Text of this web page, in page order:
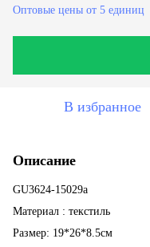
Оптовые цены от 5 единиц
В избранное
Описание
GU3624-15029a
Материал : текстиль
Размер: 19*26*8.5см